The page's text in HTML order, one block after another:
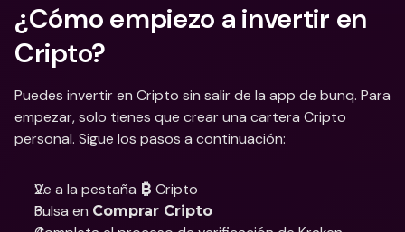
¿Cómo empiezo a invertir en
Cripto?
Puedes invertir en Cripto sin salir de la app de bunq. Para
empezar, solo tienes que crear una cartera Cripto
personal. Sigue los pasos a continuación:
Ve a la pestaña ₿ Cripto
Pulsa en Comprar Cripto